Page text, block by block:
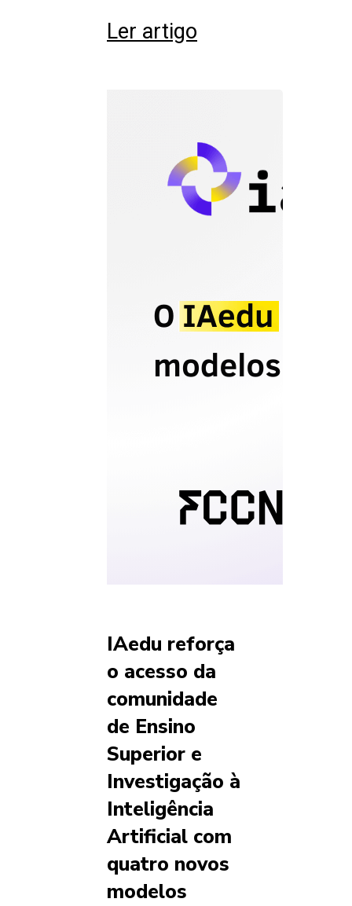
Ler artigo
IAedu reforça
o acesso da
comunidade
de Ensino
Superior e
Investigação à
Inteligência
Artificial com
quatro novos
modelos